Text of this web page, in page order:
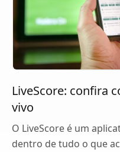
LiveScore: confira
vivo
O LiveScore é um
dentro de tudo o que